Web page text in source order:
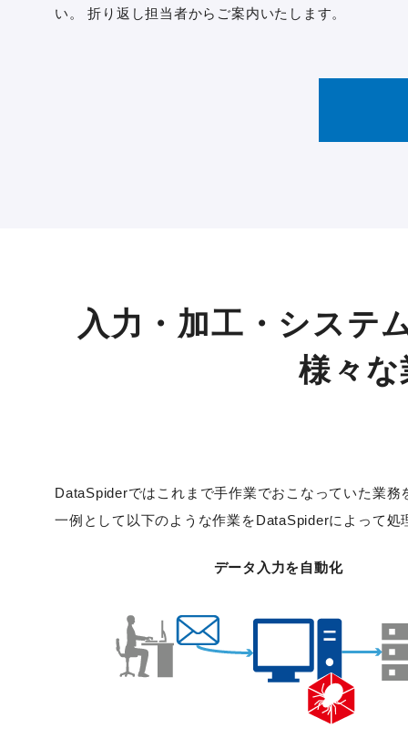
い。 折り返し担当者からご案内いたします。
入力・加工・システ
様々
DataSpiderではこれまで手作業でおこなっていた業
一例として以下のような作業をDataSpiderによって処
データ入力を自動化